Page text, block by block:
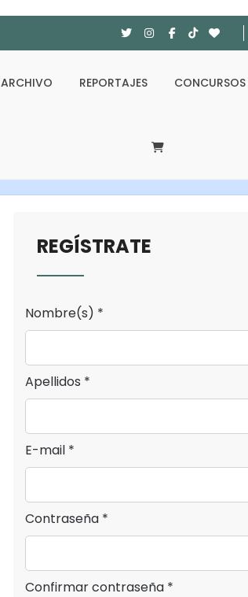
ARCHIVO REPORTAJES CONCURSOS
REGÍSTRATE
Nombre(s) *
Apellidos *
E-mail *
Contraseña *
Confirmar contraseña *